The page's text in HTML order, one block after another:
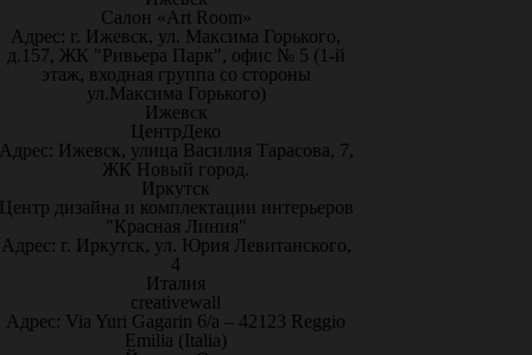
Салон «Art Room»
Адрес: г. Ижевск, ул. Максима Горького,
д.157, ЖК "Ривьера Парк", офис № 5 (1-й
этаж, входная группа со стороны
ул.Максима Горького)
Ижевск
ЦентрДеко
Ижевск, улица Василия Тарасова, 7,
ЖК Новый город.
Иркутск
дизайна и комплектации интерьеров
"Красная Линия"
Адрес: г. Иркутск, ул. Юрия Левитанского,
4
Италия
creativewall
Адрес: Via Yuri Gagarin 6/a – 42123 Reggio
Emilia (Italia)